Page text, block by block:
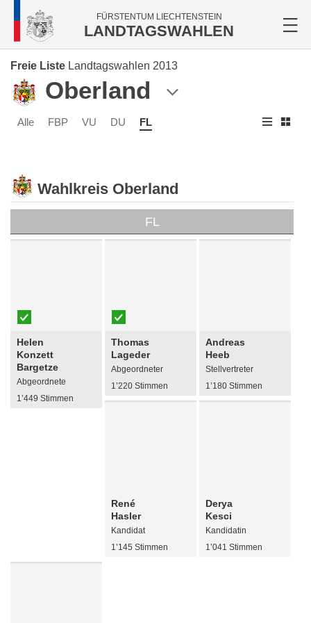
FÜRSTENTUM LIECHTENSTEIN
LANDTAGSWAHLEN
Freie Liste Landtagswahlen 2013
Oberland
Alle FBP VU DU FL
Wahlkreis Oberland
FL
Helen
Konzett
Bargetze
Abgeordnete
1’449 Stimmen
Thomas
Lageder
Abgeordneter
1’220 Stimmen
Andreas
Heeb
Stellvertreter
1’180 Stimmen
René
Hasler
Kandidat
1’145 Stimmen
Derya
Kesci
Kandidatin
1’041 Stimmen